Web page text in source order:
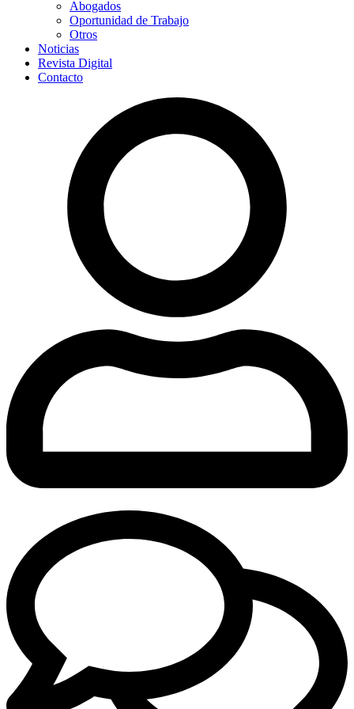
Abogados
Oportunidad de Trabajo
Otros
Noticias
Revista Digital
Contacto